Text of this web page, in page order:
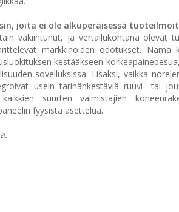
joita ei ole alkuperäisessä
vakiintunut, ja vertailukohtana olevat
markkinoiden odotukset. Nämä
kestääkseen
sovelluksissa. Lisäksi, vaikka
usein tärinänkestäviä ruuvi- tai
suurten valmistajien
fyysistä asettelua.